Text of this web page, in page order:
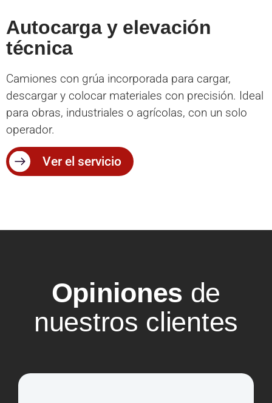
Autocarga y elevación
técnica
Camiones con grúa incorporada para cargar,
descargar y colocar materiales con precisión. Ideal
para obras, industriales o agrícolas, con un solo
operador.
Ver el servicio
Opiniones de
nuestros clientes